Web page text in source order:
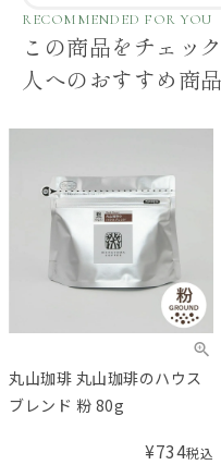
RECOMMENDED FOR YOU
この商品をチェッ
人へのおすすめ商品
丸山珈琲 丸山珈琲のハウス
ブレンド 粉 80g
¥734税込